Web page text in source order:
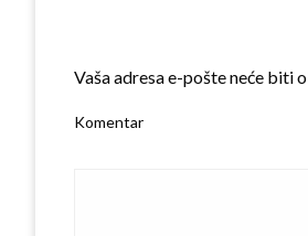
Vaša adresa e-pošte neće biti
Komentar